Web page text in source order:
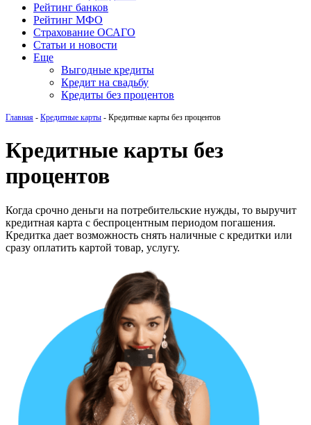
Рейтинг банков
Рейтинг МФО
Страхование ОСАГО
Статьи и новости
Еще
Выгодные кредиты
Кредит на свадьбу
Кредиты без процентов
Главная - Кредитные карты - Кредитные карты без процентов
Кредитные карты без
процентов
Когда срочно деньги на потребительские нужды, то выручит
кредитная карта с беспроцентным периодом погашения.
Кредитка дает возможность снять наличные с кредитки или
сразу оплатить картой товар, услугу.